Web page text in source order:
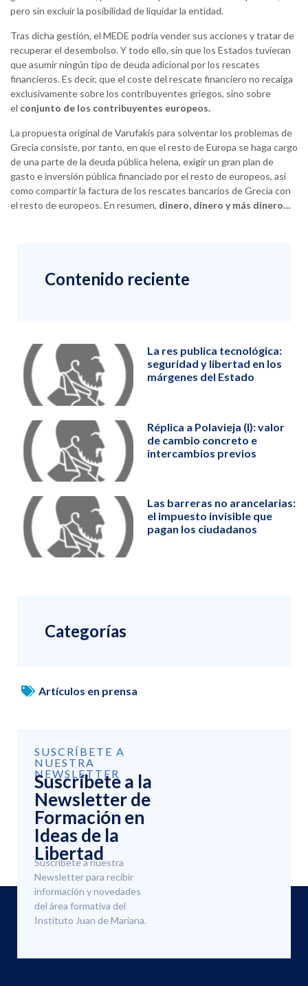
pero sin excluir la posibilidad de liquidar la entidad.
Tras dicha gestión, el MEDE podría vender sus acciones y tratar de
recuperar el desembolso. Y todo ello, sin que los Estados tuvieran
que asumir ningún tipo de deuda adicional por los rescates
financieros. Es decir, que el coste del rescate financiero no recaiga
exclusivamente sobre los contribuyentes griegos, sino sobre
el conjunto de los contribuyentes europeos.
La propuesta original de Varufakis para solventar los problemas de
Grecia consiste, por tanto, en que el resto de Europa se haga cargo
de una parte de la deuda pública helena, exigir un gran plan de
gasto e inversión pública financiado por el resto de europeos, así
como compartir la factura de los rescates bancarios de Grecia con
el resto de europeos. En resumen, dinero, dinero y más dinero…
Contenido reciente
La res publica tecnológica:
seguridad y libertad en los
márgenes del Estado
Réplica a Polavieja (I): valor
de cambio concreto e
intercambios previos
Las barreras no arancelarias:
el impuesto invisible que
pagan los ciudadanos
Categorías
Artículos en prensa
SUSCRÍBETE A
NUESTRA
NEWSLETTER
Suscríbete a la
Newsletter de
Formación en
Ideas de la
Libertad
Suscríbete a nuestra
Newsletter para recibir
información y novedades
del área formativa del
Instituto Juan de Mariana.